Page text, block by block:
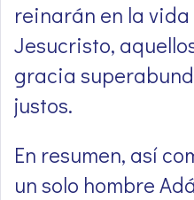
reinarán en la
Jesucristo,
gracia
justos.
En resumen, así
un solo hombre